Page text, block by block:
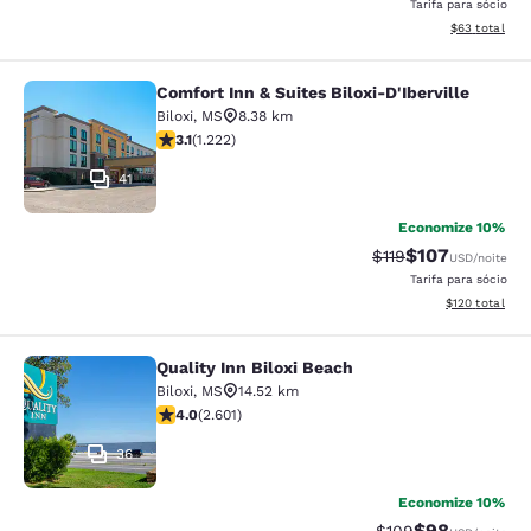
Tarifa para sócio
Exibir
$63 total
Comfort Inn & Suites Biloxi-
41
Comfort Inn & Suites Biloxi-D'Iberville
Biloxi, MS
8.38 km
classificação 3.12 estrelas. Bom. 1222 avaliações
3.1(1.222)
Economize 10%
Tarifa anterior
$119Tarifa com
$107USD/noite
Tarifa para sócio
Exibir
$120 total
Quality Inn Biloxi Beach
36
Quality Inn Biloxi Beach
Biloxi, MS
14.52 km
classificação 3.95 estrelas. Bom. 2601 avaliações
4.0(2.601)
Economize 10%